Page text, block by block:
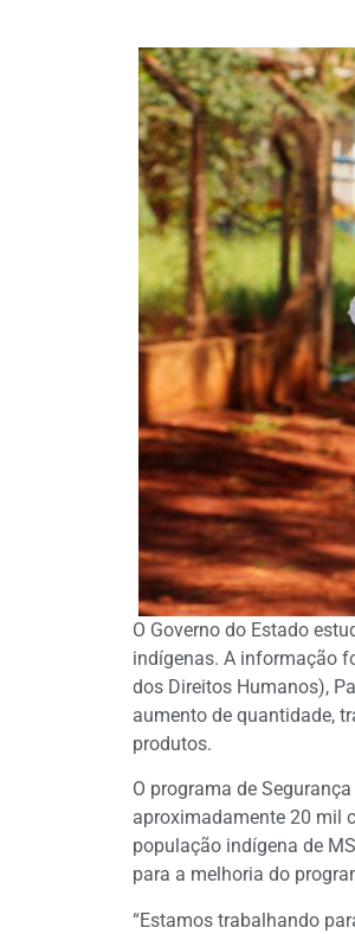
O Governo do Estado
indígenas. A informação
dos Direitos Humanos),
aumento de quantidade,
produtos.
O programa de
aproximadamente 20 mil
população indígena de
para a melhoria do
“Estamos trabalhando